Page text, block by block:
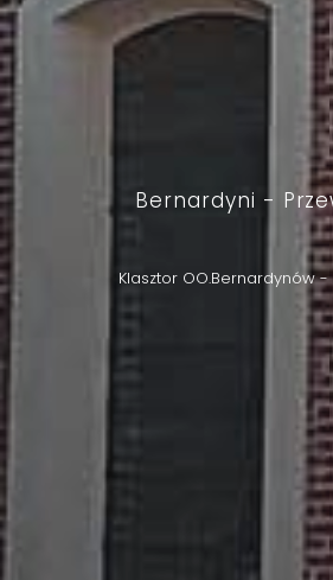
Bernardyni -
Klasztor OO.Bernardynów -